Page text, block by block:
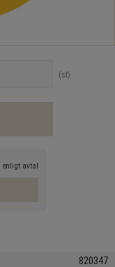
st
enligt avtal
820347